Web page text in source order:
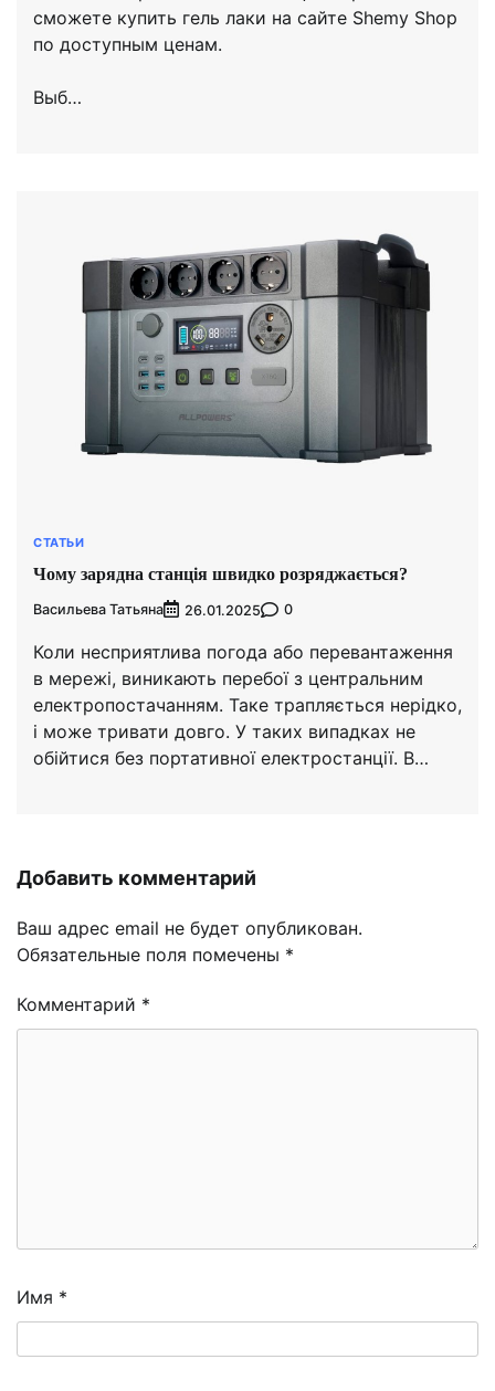
сможете купить гель лаки на сайте Shemy Shop
по доступным ценам.
Выб…
СТАТЬИ
Чому зарядна станція швидко розряджається?
Васильева Татьяна 26.01.2025 0
Коли несприятлива погода або перевантаження
в мережі, виникають перебої з центральним
електропостачанням. Таке трапляється нерідко,
і може тривати довго. У таких випадках не
обійтися без портативної електростанції. В…
Добавить комментарий
Ваш адрес email не будет опубликован.
Обязательные поля помечены *
Комментарий *
Имя *